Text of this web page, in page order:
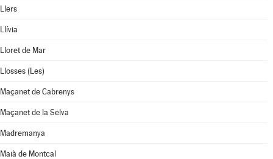
Llers
Llívia
Lloret de Mar
Llosses (Les)
Maçanet de Cabrenys
Maçanet de la Selva
Madremanya
Maià de Montcal